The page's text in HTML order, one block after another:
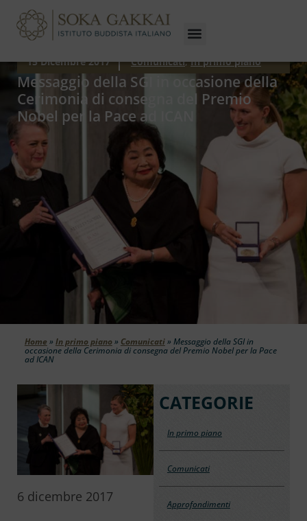
15 Dicembre 2017 Comunicati,In primo piano
Messaggio della SGI in occasione della
Cerimonia di consegna del Premio
Nobel per la Pace ad ICAN
Home » In primo piano» Comunicati» Messaggio della SGI in
occasione della Cerimonia di consegna del Premio Nobel per la Pace
ad ICAN
6 dicembre 2017
CATEGORIE
In primo piano
Comunicati
Approfondimenti